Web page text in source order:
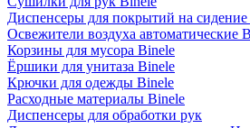
Диспенсеры для покрытий на сидение
Освежители воздуха автоматические
Корзины для мусора Binele
Ёршики для унитаза Binele
Крючки для одежды Binele
Расходные материалы Binele
Диспенсеры для обработки рук